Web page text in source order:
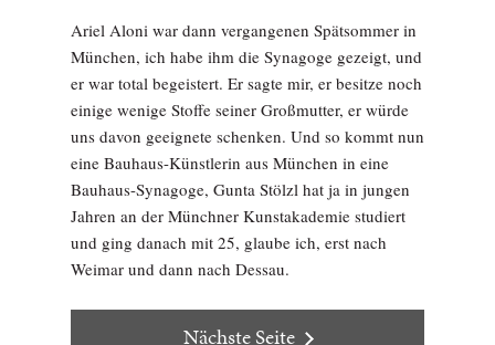
Ariel Aloni war dann vergangenen Spätsommer in
München, ich habe ihm die Synagoge gezeigt, und
er war total begeistert. Er sagte mir, er besitze noch
einige wenige Stoffe seiner Großmutter, er würde
uns davon geeignete schenken. Und so kommt nun
eine Bauhaus-Künstlerin aus München in eine
Bauhaus-Synagoge, Gunta Stölzl hat ja in jungen
Jahren an der Münchner Kunstakademie studiert
und ging danach mit 25, glaube ich, erst nach
Weimar und dann nach Dessau.
Nächste Seite